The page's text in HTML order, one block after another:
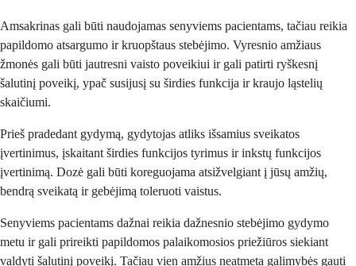
Amsakrinas gali būti naudojamas senyviems pacientams, tačiau reikia
papildomo atsargumo ir kruopštaus stebėjimo. Vyresnio amžiaus
žmonės gali būti jautresni vaisto poveikiui ir gali patirti ryškesnį
šalutinį poveikį, ypač susijusį su širdies funkcija ir kraujo ląstelių
skaičiumi.
Prieš pradedant gydymą, gydytojas atliks išsamius sveikatos
įvertinimus, įskaitant širdies funkcijos tyrimus ir inkstų funkcijos
įvertinimą. Dozė gali būti koreguojama atsižvelgiant į jūsų amžių,
bendrą sveikatą ir gebėjimą toleruoti vaistus.
Senyviems pacientams dažnai reikia dažnesnio stebėjimo gydymo
metu ir gali prireikti papildomos palaikomosios priežiūros siekiant
valdyti šalutinį poveikį. Tačiau vien amžius neatmeta galimybės gauti